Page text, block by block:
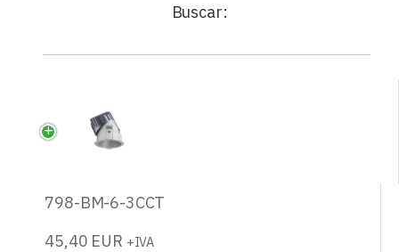
Buscar:
798-BM-6-3CCT
45,40 EUR +IVA